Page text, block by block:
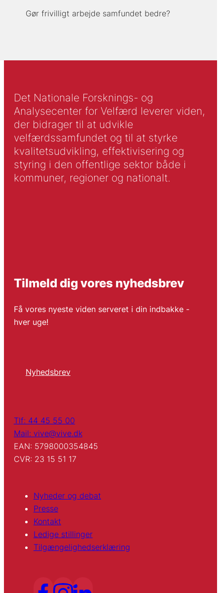
Gør frivilligt arbejde samfundet bedre?
Det Nationale Forsknings- og
Analysecenter for Velfærd leverer viden,
der bidrager til at udvikle
velfærdssamfundet og til at styrke
kvalitetsudvikling, effektivisering og
styring i den offentlige sektor både i
kommuner, regioner og nationalt.
Tilmeld dig vores nyhedsbrev
Få vores nyeste viden serveret i din indbakke -
hver uge!
Nyhedsbrev
Tlf: 44 45 55 00
Mail: vive@vive.dk
EAN: 5798000354845
CVR: 23 15 51 17
Nyheder og debat
Presse
Kontakt
Ledige stillinger
Tilgængelighedserklæring